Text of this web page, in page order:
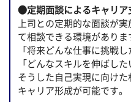
●定期面談によるキャリア
上司との定期的な面談が
て相談できる環境がありま
「将来どんな仕事に挑戦し
「どんなスキルを伸ばした
そうした自己実現に向け
キャリア形成が可能です。